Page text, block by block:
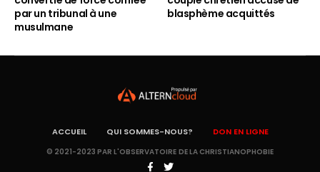
par un tribunal à une
musulmane
blasphème acquittés
ACCUEIL QUI SOMMES-NOUS? DON EN LIGNE
© 2021-2023 PAR L'OBSERVATOIRE DE LA CHRISTIANOPHOBIE